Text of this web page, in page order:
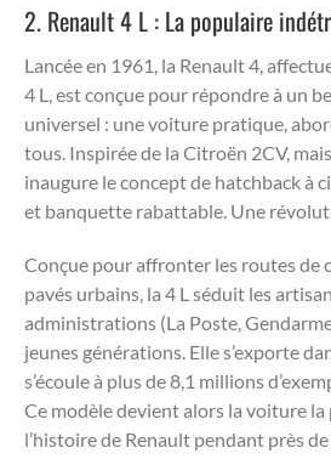
2. Renault 4 L : La populaire
Lancée en 1961, la Renault 4,
4 L, est conçue pour répondre à un
universel : une voiture pratique,
tous. Inspirée de la Citroën 2CV,
inaugure le concept de hatchback à
et banquette rabattable. Une
Conçue pour affronter les routes de
pavés urbains, la 4 L séduit les
administrations (La Poste,
jeunes générations. Elle s’exporte
s’écoule à plus de 8,1 millions
Ce modèle devient alors la voiture la
l’histoire de Renault pendant près